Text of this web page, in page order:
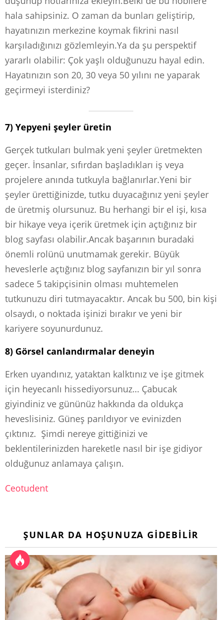
hala sahipsiniz. O zaman da bunları geliştirip,
hayatınızın merkezine koymak fikrini nasıl
karşıladığınızı gözlemleyin.Ya da şu perspektif
yararlı olabilir: Çok yaşlı olduğunuzu hayal edin.
Hayatınızın son 20, 30 veya 50 yılını ne yaparak
geçirmeyi isterdiniz?
7) Yepyeni şeyler üretin
Gerçek tutkuları bulmak yeni şeyler üretmekten
geçer. İnsanlar, sıfırdan başladıkları iş veya
projelere anında tutkuyla bağlanırlar.Yeni bir
şeyler ürettiğinizde, tutku duyacağınız yeni şeyler
de üretmiş olursunuz. Bu herhangi bir el işi, kısa
bir hikaye veya içerik üretmek için açtığınız bir
blog sayfası olabilir.Ancak başarının buradaki
önemli rolünü unutmamak gerekir. Büyük
heveslerle açtığınız blog sayfanızın bir yıl sonra
sadece 5 takipçisinin olması muhtemelen
tutkunuzu diri tutmayacaktır. Ancak bu 500, bin kişi
olsaydı, o noktada işinizi bırakır ve yeni bir
kariyere soyunurdunuz.
8) Görsel canlandırmalar deneyin
Erken uyandınız, yataktan kalktınız ve işe gitmek
için heyecanlı hissediyorsunuz… Çabucak
giyindiniz ve gününüz hakkında da oldukça
heveslisiniz. Güneş parıldıyor ve evinizden
çıktınız. Şimdi nereye gittiğinizi ve
beklentilerinizden hareketle nasıl bir işe gidiyor
olduğunuz anlamaya çalışın.
Ceotudent
ŞUNLAR DA HOŞUNUZA GIDEBILIR